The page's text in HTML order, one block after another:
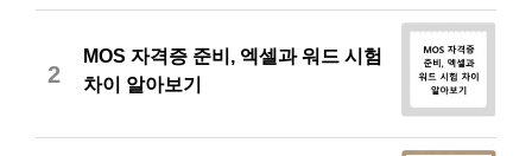
2
MOS 자격증 준비, 엑셀과 워드 시험
차이 알아보기